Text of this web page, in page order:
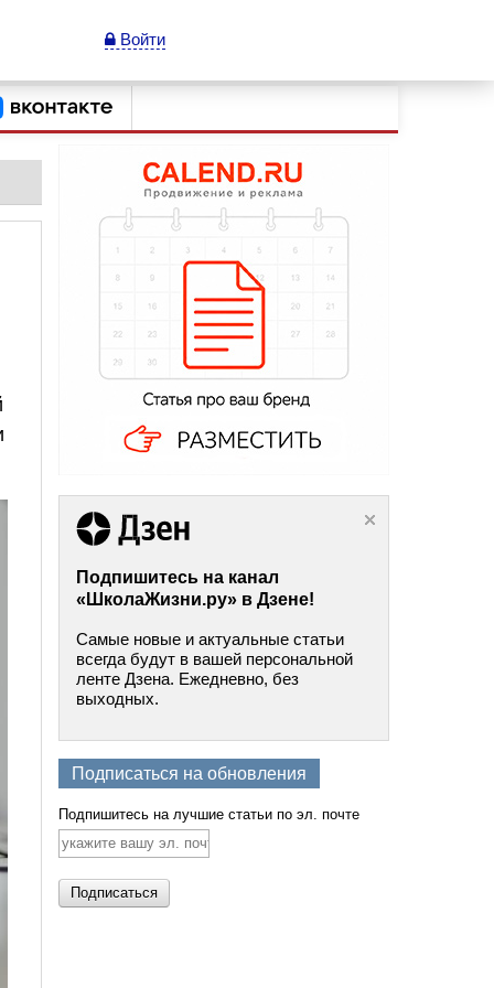
Войти
Подпишитесь на канал
«ШколаЖизни.ру» в Дзене!
Самые новые и актуальные статьи
всегда будут в вашей персональной
ленте Дзена. Ежедневно, без
выходных.
Подписаться на обновления
Подпишитесь на лучшие статьи по эл. почте